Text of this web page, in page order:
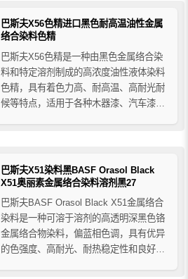
料等。
巴斯夫X56色精进口黑色耐高温油性金属
络合染料色精
巴斯夫X56色精是一种由黑色金属络合染
料和特定溶剂制成的高浓度油性液体染料
色精，具有着色力高、耐高温、高耐光耐
候等特点，适用于各种木器漆、汽车漆和
巴斯夫X51染料黑BASF Orasol Black
X51奥丽素金属络合染料溶剂黑27
巴斯夫BASF Orasol Black X51金属络合
染料是一种可溶于溶剂的高透明深黑色铬
金属络合物染料，偏蓝相色调，具有优异
的色强度、高耐光、耐热稳定性和良好的